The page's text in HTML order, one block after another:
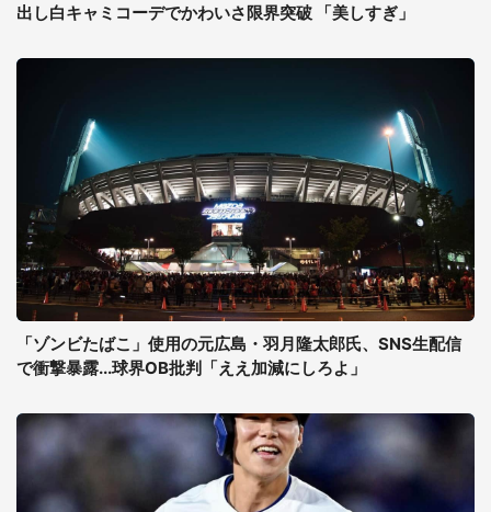
出し白キャミコーデでかわいさ限界突破 「美しすぎ」
「ゾンビたばこ」使用の元広島・羽月隆太郎氏、SNS生配信
で衝撃暴露...球界OB批判「ええ加減にしろよ」